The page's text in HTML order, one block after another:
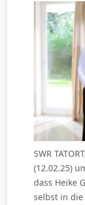
SWR
(12.02.25)
dass Heike
selbst in